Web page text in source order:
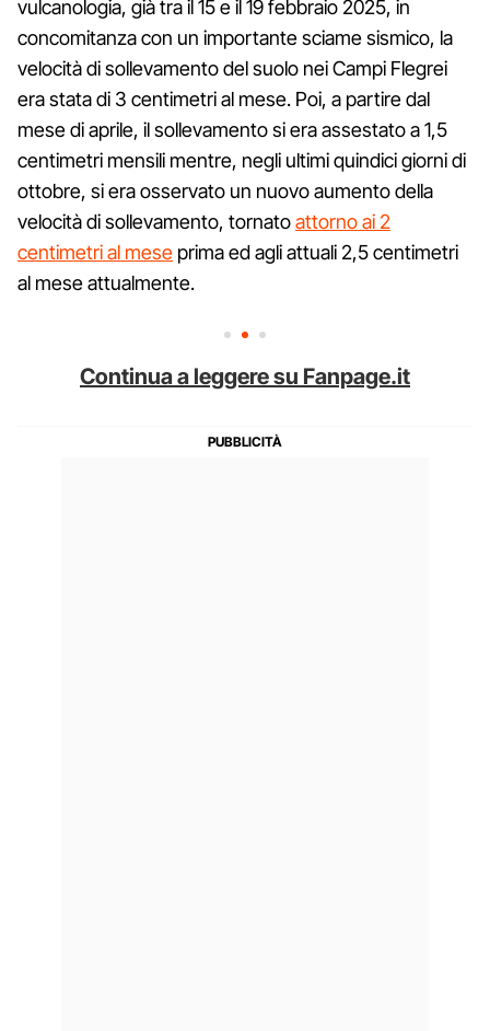
vulcanologia, già tra il 15 e il 19 febbraio 2025, in
concomitanza con un importante sciame sismico, la
velocità di sollevamento del suolo nei Campi Flegrei
era stata di 3 centimetri al mese. Poi, a partire dal
mese di aprile, il sollevamento si era assestato a 1,5
centimetri mensili mentre, negli ultimi quindici giorni di
ottobre, si era osservato un nuovo aumento della
velocità di sollevamento, tornatoattorno ai 2
centimetri al mese prima ed agli attuali 2,5 centimetri
al mese attualmente.
Continua a leggere su Fanpage.it